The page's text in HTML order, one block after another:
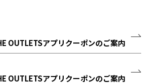
OUTLETSアプリクーポンのご案内
OUTLETSアプリクーポンのご案内